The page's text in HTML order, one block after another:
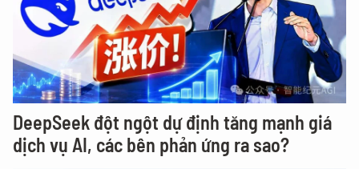
DeepSeek đột ngột dự định tăng mạnh giá
dịch vụ AI, các bên phản ứng ra sao?